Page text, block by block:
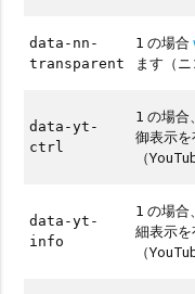
data-nn-
transparent
1 の場合
ます（ニ
data-yt-
ctrl
1 の場合
御表示
（
data-yt-
info
1 の場合
細表示
（